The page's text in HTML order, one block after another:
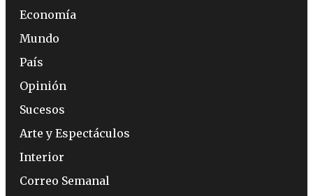
Economía
Mundo
País
Opinión
Sucesos
Arte y Espectáculos
Interior
Correo Semanal